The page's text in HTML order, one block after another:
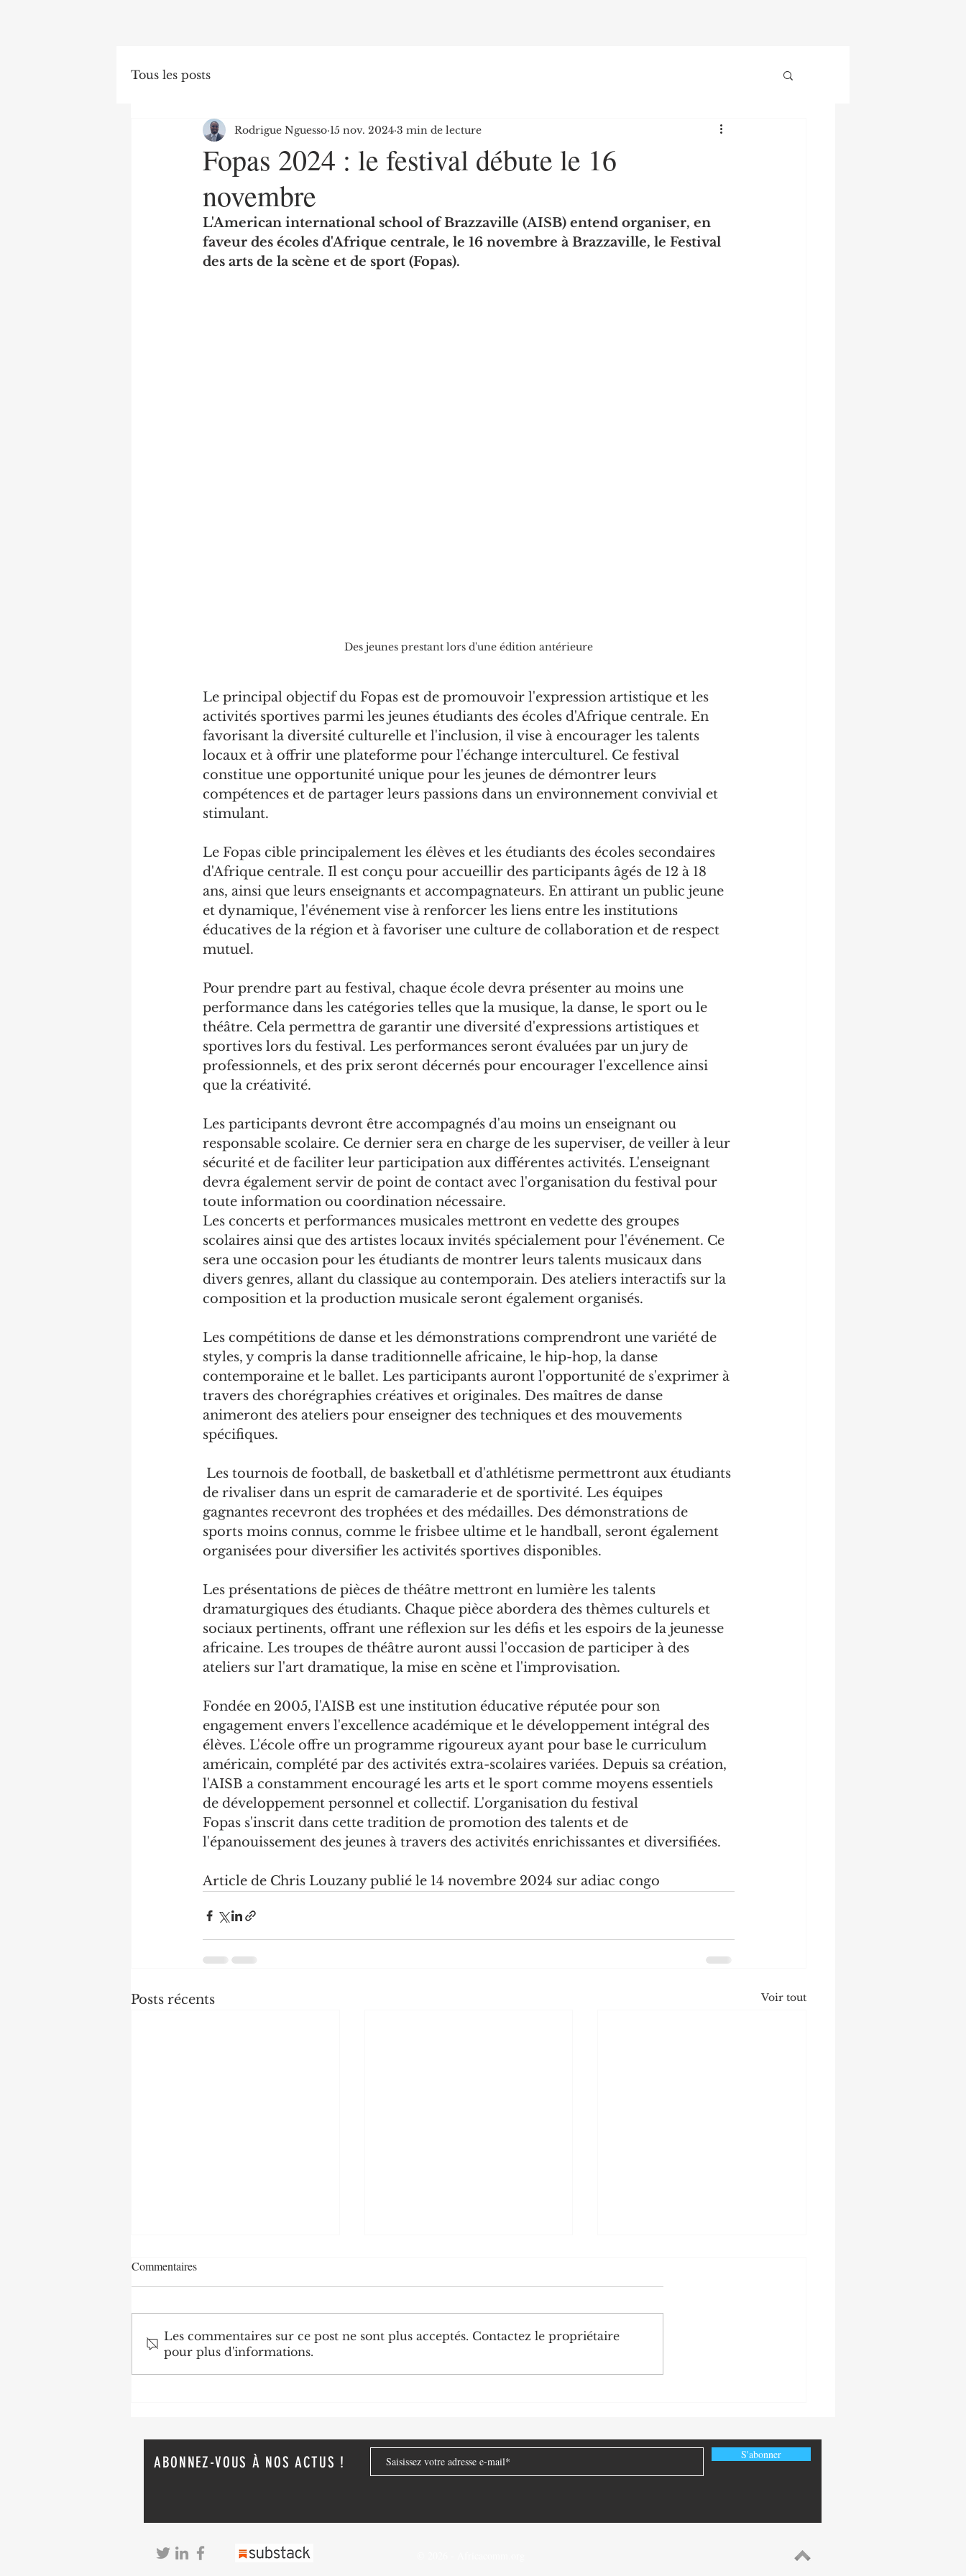
Tous les posts
Fopas 2024 : le festival débute le 16
novembre
Rodrigue Nguesso 15 nov. 2024 3 min de lecture
L'American international school of Brazzaville (AISB) entend organiser, en
faveur des écoles d'Afrique centrale, le 16 novembre à Brazzaville, le Festival
des arts de la scène et de sport (Fopas).
Des jeunes prestant lors d'une édition antérieure
Le principal objectif du Fopas est de promouvoir l'expression artistique et les
activités sportives parmi les jeunes étudiants des écoles d'Afrique centrale. En
favorisant la diversité culturelle et l'inclusion, il vise à encourager les talents
locaux et à offrir une plateforme pour l'échange interculturel. Ce festival
constitue une opportunité unique pour les jeunes de démontrer leurs
compétences et de partager leurs passions dans un environnement convivial et
stimulant.
Le Fopas cible principalement les élèves et les étudiants des écoles secondaires
d'Afrique centrale. Il est conçu pour accueillir des participants âgés de 12 à 18
ans, ainsi que leurs enseignants et accompagnateurs. En attirant un public jeune
et dynamique, l'événement vise à renforcer les liens entre les institutions
éducatives de la région et à favoriser une culture de collaboration et de respect
mutuel.
Pour prendre part au festival, chaque école devra présenter au moins une
performance dans les catégories telles que la musique, la danse, le sport ou le
théâtre. Cela permettra de garantir une diversité d'expressions artistiques et
sportives lors du festival. Les performances seront évaluées par un jury de
professionnels, et des prix seront décernés pour encourager l'excellence ainsi
que la créativité.
Les participants devront être accompagnés d'au moins un enseignant ou
responsable scolaire. Ce dernier sera en charge de les superviser, de veiller à leur
sécurité et de faciliter leur participation aux différentes activités. L'enseignant
devra également servir de point de contact avec l'organisation du festival pour
toute information ou coordination nécessaire.
Les concerts et performances musicales mettront en vedette des groupes
scolaires ainsi que des artistes locaux invités spécialement pour l'événement. Ce
sera une occasion pour les étudiants de montrer leurs talents musicaux dans
divers genres, allant du classique au contemporain. Des ateliers interactifs sur la
composition et la production musicale seront également organisés.
Les compétitions de danse et les démonstrations comprendront une variété de
styles, y compris la danse traditionnelle africaine, le hip-hop, la danse
contemporaine et le ballet. Les participants auront l'opportunité de s'exprimer à
travers des chorégraphies créatives et originales. Des maîtres de danse
animeront des ateliers pour enseigner des techniques et des mouvements
spécifiques.
Les tournois de football, de basketball et d'athlétisme permettront aux étudiants
de rivaliser dans un esprit de camaraderie et de sportivité. Les équipes
gagnantes recevront des trophées et des médailles. Des démonstrations de
sports moins connus, comme le frisbee ultime et le handball, seront également
organisées pour diversifier les activités sportives disponibles.
Les présentations de pièces de théâtre mettront en lumière les talents
dramaturgiques des étudiants. Chaque pièce abordera des thèmes culturels et
sociaux pertinents, offrant une réflexion sur les défis et les espoirs de la jeunesse
africaine. Les troupes de théâtre auront aussi l'occasion de participer à des
ateliers sur l'art dramatique, la mise en scène et l'improvisation.
Fondée en 2005, l'AISB est une institution éducative réputée pour son
engagement envers l'excellence académique et le développement intégral des
élèves. L'école offre un programme rigoureux ayant pour base le curriculum
américain, complété par des activités extra-scolaires variées. Depuis sa création,
l'AISB a constamment encouragé les arts et le sport comme moyens essentiels
de développement personnel et collectif. L'organisation du festival
Fopas s'inscrit dans cette tradition de promotion des talents et de
l'épanouissement des jeunes à travers des activités enrichissantes et diversifiées.
Article de Chris Louzany publié le 14 novembre 2024 sur adiac congo
Posts récents Voir tout
Agriculture : Denis Sassou
Diplomatie : trois nouveaux
Chine-Congo: la diplomatie
Commentaires
Les commentaires sur ce post ne sont plus acceptés. Contactez le propriétaire
pour plus d'informations.
ABONNEZ-VOUS À NOS ACTUS ! S'abonner